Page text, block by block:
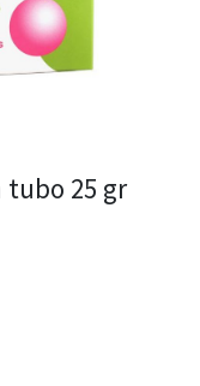
tubo 25 gr